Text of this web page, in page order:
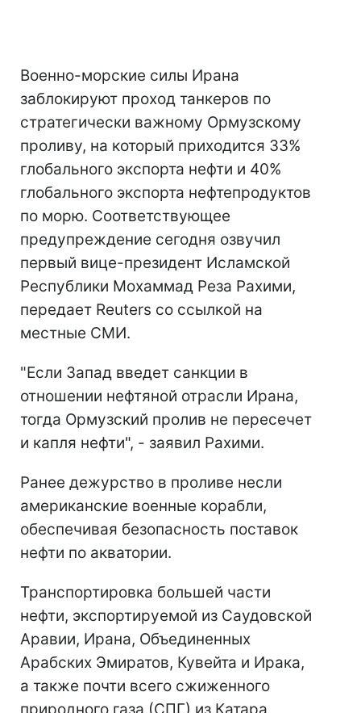
Военно-морские силы Ирана
заблокируют проход танкеров по
стратегически важному Ормузскому
проливу, на который приходится 33%
глобального экспорта нефти и 40%
глобального экспорта нефтепродуктов
по морю. Соответствующее
предупреждение сегодня озвучил
первый вице-президент Исламской
Республики Мохаммад Реза Рахими,
передает Reuters со ссылкой на
местные СМИ.
"Если Запад введет санкции в
отношении нефтяной отрасли Ирана,
тогда Ормузский пролив не пересечет
и капля нефти", - заявил Рахими.
Ранее дежурство в проливе несли
американские военные корабли,
обеспечивая безопасность поставок
нефти по акватории.
Транспортировка большей части
нефти, экспортируемой из Саудовской
Аравии, Ирана, Объединенных
Арабских Эмиратов, Кувейта и Ирака,
а также почти всего сжиженного